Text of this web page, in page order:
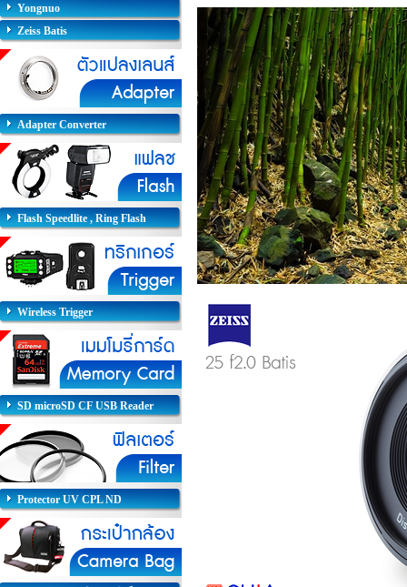
Yongnuo
Zeiss Batis
Adapter Converter
Flash Speedlite , Ring Flash
Wireless Trigger
SD microSD CF USB Reader
Protector UV CPL ND